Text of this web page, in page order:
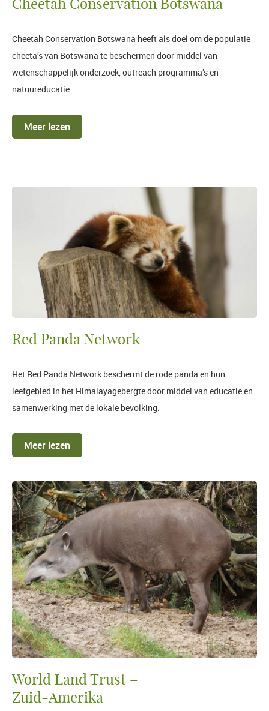
Cheetah Conservation Botswana
Cheetah Conservation Botswana heeft als doel om de populatie
cheeta’s van Botswana te beschermen door middel van
wetenschappelijk onderzoek, outreach programma’s en
natuureducatie.
Meer lezen
Red Panda Network
Het Red Panda Network beschermt de rode panda en hun
leefgebied in het Himalayagebergte door middel van educatie en
samenwerking met de lokale bevolking.
Meer lezen
World Land Trust –
Zuid-Amerika